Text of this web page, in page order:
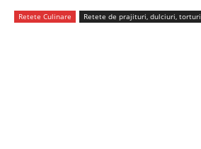
Retete Culinare Retete de prajituri, dulciuri, torturi